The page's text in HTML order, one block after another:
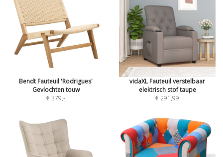
Bendt Fauteuil 'Rodrigues'
Gevlochten touw
€ 379,-
vidaXL Fauteuil verstelbaar
elektrisch stof taupe
€ 291,99